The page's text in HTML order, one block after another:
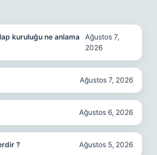
kuruluğu ne anlama Ağustos 7,
2026
Ağustos 7, 2026
Ağustos 6, 2026
? Ağustos 5, 2026